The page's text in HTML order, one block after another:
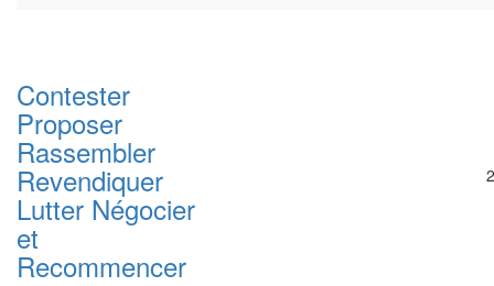
Contester
Proposer
Rassembler
Revendiquer
Lutter Négocier
et
Recommencer